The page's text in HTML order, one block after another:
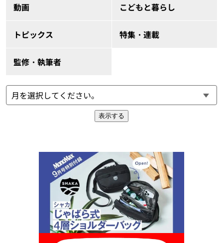
動画 こどもと暮らし
トピックス 特集・連載
監修・執筆者
表示する